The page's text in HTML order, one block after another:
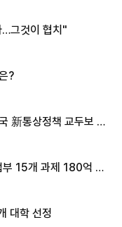
그것이 협치"
?
新통상정책 교두보 활
15개 과제 180억 지
대학 선정